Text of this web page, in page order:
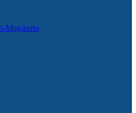
Mojokerto